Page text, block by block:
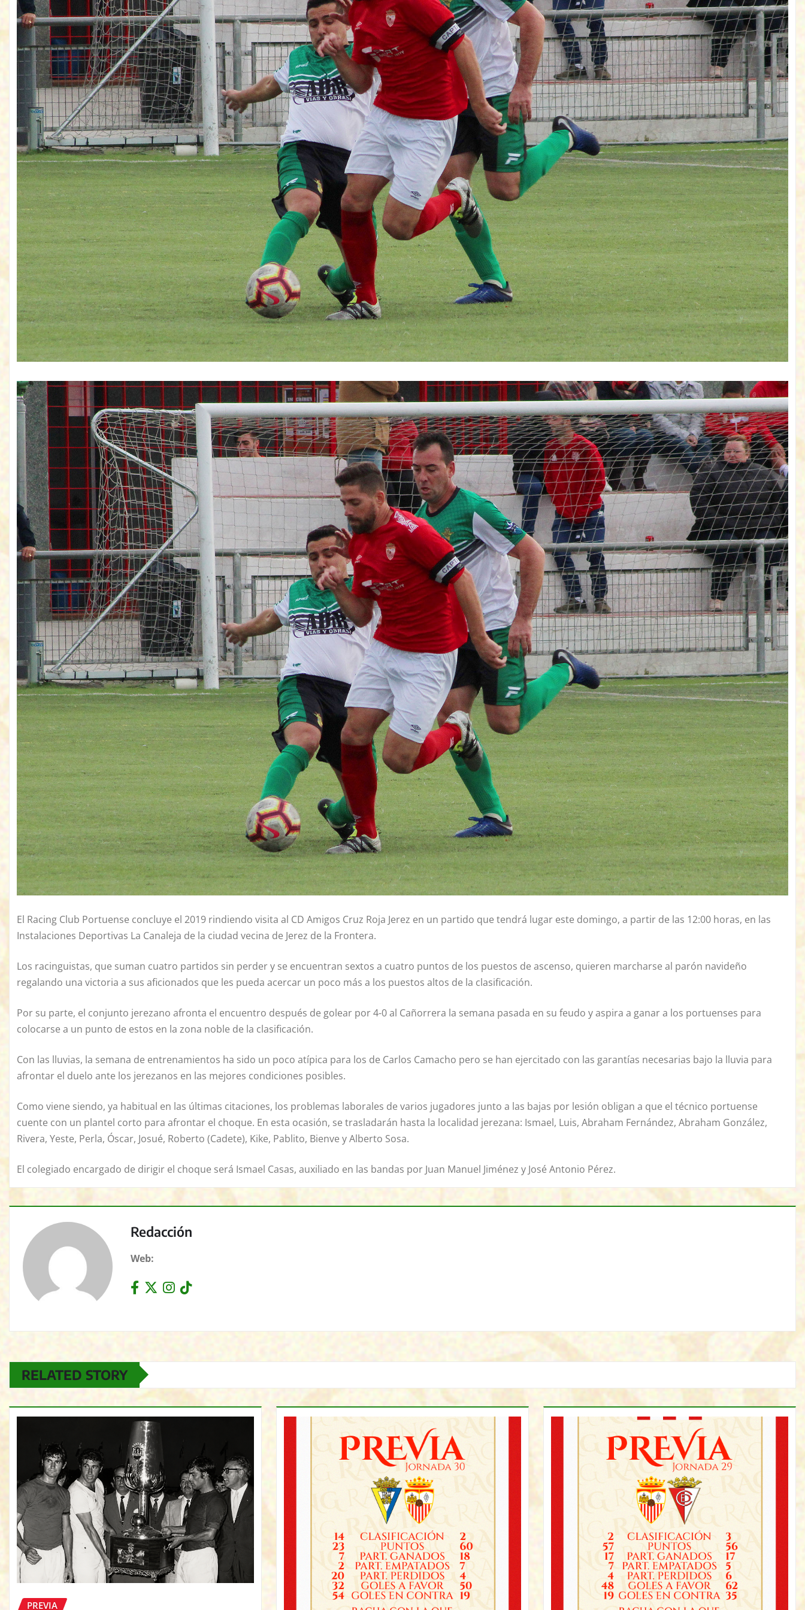
El Racing Club Portuense concluye el 2019 rindiendo visita al CD Amigos Cruz Roja Jerez en un partido que tendrá lugar este domingo, a partir de las 12:00 horas, en las
Instalaciones Deportivas La Canaleja de la ciudad vecina de Jerez de la Frontera.
Los racinguistas, que suman cuatro partidos sin perder y se encuentran sextos a cuatro puntos de los puestos de ascenso, quieren marcharse al parón navideño
regalando una victoria a sus aficionados que les pueda acercar un poco más a los puestos altos de la clasificación.
Por su parte, el conjunto jerezano afronta el encuentro después de golear por 4-0 al Cañorrera la semana pasada en su feudo y aspira a ganar a los portuenses para
colocarse a un punto de estos en la zona noble de la clasificación.
Con las lluvias, la semana de entrenamientos ha sido un poco atípica para los de Carlos Camacho pero se han ejercitado con las garantías necesarias bajo la lluvia para
afrontar el duelo ante los jerezanos en las mejores condiciones posibles.
Como viene siendo, ya habitual en las últimas citaciones, los problemas laborales de varios jugadores junto a las bajas por lesión obligan a que el técnico portuense
cuente con un plantel corto para afrontar el choque. En esta ocasión, se trasladarán hasta la localidad jerezana: Ismael, Luis, Abraham Fernández, Abraham González,
Rivera, Yeste, Perla, Óscar, Josué, Roberto (Cadete), Kike, Pablito, Bienve y Alberto Sosa.
El colegiado encargado de dirigir el choque será Ismael Casas, auxiliado en las bandas por Juan Manuel Jiménez y José Antonio Pérez.
Redacción
Web:
RELATED STORY
PREVIA